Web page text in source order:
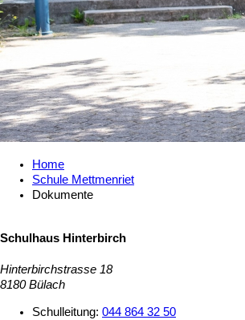
Home
Schule Mettmenriet
Dokumente
Schulhaus Hinterbirch
Hinterbirchstrasse 18
8180 Bülach
Schulleitung: 044 864 32 50